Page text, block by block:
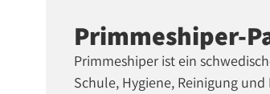
Primmeshiper-
Primmeshiper ist ein
Schule, Hygiene, Reinigung